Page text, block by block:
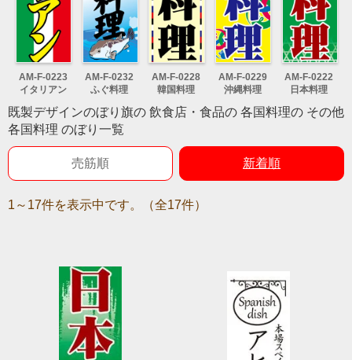
AM-F-0223
イタリアン
AM-F-0232
ふぐ料理
AM-F-0228
韓国料理
AM-F-0229
沖縄料理
AM-F-0222
日本料理
既製デザインのぼり旗の 飲食店・食品の 各国料理の その他
各国料理 のぼり一覧
売筋順 新着順
1～17件を表示中です。（全17件）